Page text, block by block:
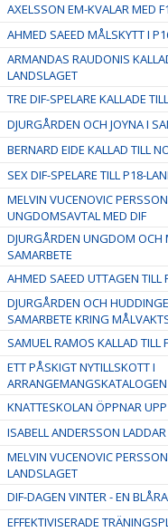
AXELSSON EM-KVALAR MED
AHMED SAEED MÅLSKYTT I
ARMANDAS RAUDONIS
LANDSLAGET
TRE DIF-SPELARE KALLADE
DJURGÅRDEN OCH JOYNA I
BERNARD EIDE KALLAD TILL
SEX DIF-SPELARE TILL P18-
MELVIN VUCENOVIC
UNGDOMSAVTAL MED DIF
DJURGÅRDEN UNGDOM OCH
SAMARBETE
AHMED SAEED UTTAGEN TILL
DJURGÅRDEN OCH
SAMARBETE KRING
SAMUEL RAMOS KALLAD TILL
ETT PÅSKIGT NYTILLSKOTT I
ARRANGEMANGSKATALOGEN
KNATTESKOLAN ÖPPNAR
ISABELL ANDERSSON
MELVIN VUCENOVIC
LANDSLAGET
DIF-DAGEN VINTER - EN
EFFEKTIVISERADE